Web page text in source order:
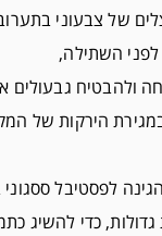
לפני השתילה,
ולהבטיח גבעולים
לפסטיבל
כדי להשיג